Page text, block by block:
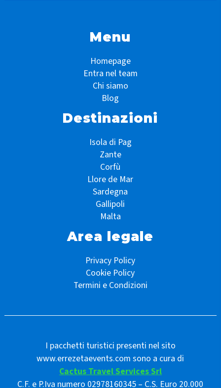
Menu
Homepage
Entra nel team
Chi siamo
Blog
Destinazioni
Isola di Pag
Zante
Corfù
Llore de Mar
Sardegna
Gallipoli
Malta
Area legale
Privacy Policy
Cookie Policy
Termini e Condizioni
I pacchetti turistici presenti nel sito
www.errezetaevents.com sono a cura di
Cactus Travel Services Srl
C.F. e P.Iva numero 02978160345 – C.S. Euro 20.000